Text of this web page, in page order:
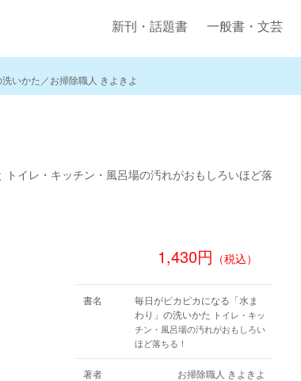
新刊・話題書 一般書・文芸
いかた／お掃除職人 きよきよ
トイレ・キッチン・風呂場の汚れがおもしろいほど落
1,430円 （税込）
書名
毎日がピカピカになる「水ま
わり」の洗いかた トイレ・キッ
チン・風呂場の汚れがおもしろい
ほど落ちる！
著者 お掃除職人 きよきよ